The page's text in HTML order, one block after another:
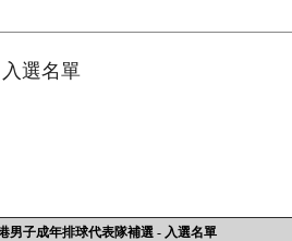
選名單
男子成年排球代表隊補選 - 入選名單